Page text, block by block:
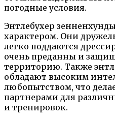
погодные условия.
Энтлебухер
характером. Они
легко поддаются
очень преданны и
территорию. Также
обладают высоким
любопытством, что
партнерами для
и тренировок.